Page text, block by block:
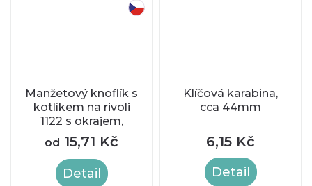
Manžetový knoflík s
kotlíkem na rivoli
1122 s okrajem,
délka 20mm
od 15,71 Kč
Detail
Klíčová karabina,
cca 44mm
6,15 Kč
Detail